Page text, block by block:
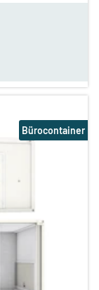
Bürocontainer